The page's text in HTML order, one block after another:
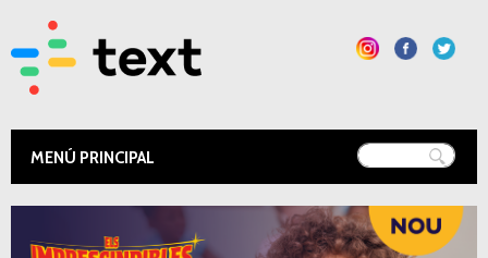
contingut
Text Educació
Esteu aquí